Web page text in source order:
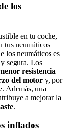
los
en tu coche,
tus neumáticos
los neumáticos es
segura. Los
resistencia
del motor y, por
. Además, una
a mejorar la
.
inflados